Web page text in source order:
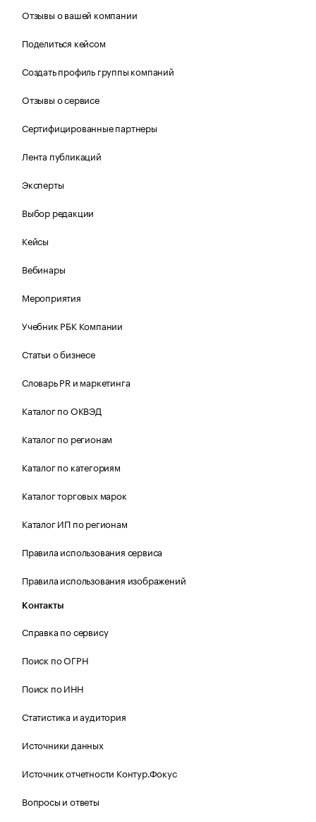
Отзывы о вашей компании
Поделиться кейсом
Создать профиль группы компаний
Отзывы о сервисе
Сертифицированные партнеры
Лента публикаций
Эксперты
Выбор редакции
Кейсы
Вебинары
Мероприятия
Учебник РБК Компании
Статьи о бизнесе
Словарь PR и маркетинга
Каталог по ОКВЭД
Каталог по регионам
Каталог по категориям
Каталог торговых марок
Каталог ИП по регионам
Правила использования сервиса
Правила использования изображений
Контакты
Справка по сервису
Поиск по ОГРН
Поиск по ИНН
Статистика и аудитория
Источники данных
Источник отчетности Контур.Фокус
Вопросы и ответы